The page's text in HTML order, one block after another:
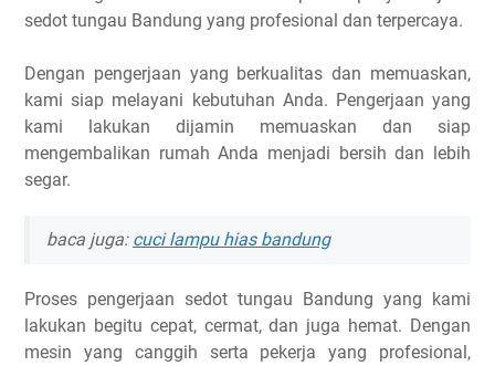
sedot tungau Bandung yang profesional dan terpercaya.
Dengan pengerjaan yang berkualitas dan memuaskan,
kami siap melayani kebutuhan Anda. Pengerjaan yang
kami lakukan dijamin memuaskan dan siap
mengembalikan rumah Anda menjadi bersih dan lebih
segar.
baca juga: cuci lampu hias bandung
Proses pengerjaan sedot tungau Bandung yang kami
lakukan begitu cepat, cermat, dan juga hemat. Dengan
mesin yang canggih serta pekerja yang profesional,